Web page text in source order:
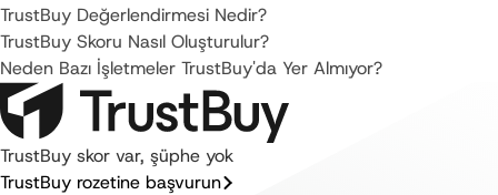
TrustBuy Değerlendirmesi Nedir?
TrustBuy Skoru Nasıl Oluşturulur?
Neden Bazı İşletmeler TrustBuy'da Yer Almıyor?
TrustBuy skor var, şüphe yok
TrustBuy rozetine başvurun